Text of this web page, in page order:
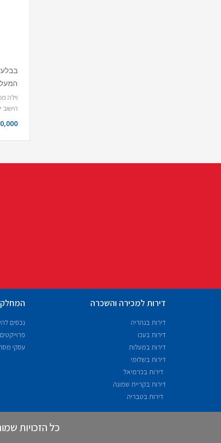
וילה
דירות למכירה והשכרה
דירות בנהריה
דירות בעכו
דירות במעלות
דירות בשלומי
דירות בכרמיאל
דירות בקריית שמונה
דירות בטבריה
נכסים
עסקי
כל הזכויות